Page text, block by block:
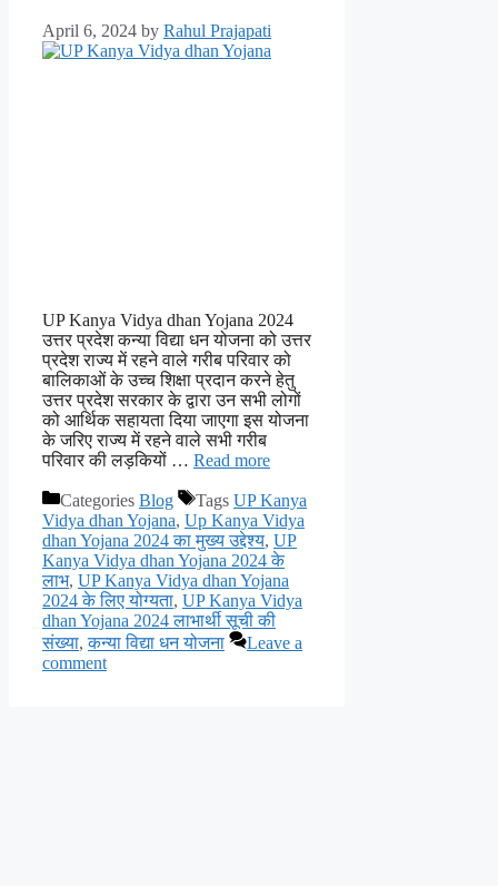
April 6, 2024 by Rahul Prajapati
UP Kanya Vidya dhan Yojana 2024
उत्तर प्रदेश कन्या विद्या धन योजना को उत्तर
प्रदेश राज्य में रहने वाले गरीब परिवार को
बालिकाओं के उच्च शिक्षा प्रदान करने हेतु
उत्तर प्रदेश सरकार के द्वारा उन सभी लोगों
को आर्थिक सहायता दिया जाएगा इस योजना
के जरिए राज्य में रहने वाले सभी गरीब
परिवार की लड़कियों … Read more
Categories Blog Tags UP Kanya
Vidya dhan Yojana, Up Kanya Vidya
dhan Yojana 2024 का मुख्य उद्देश्य, UP
Kanya Vidya dhan Yojana 2024 के
लाभ, UP Kanya Vidya dhan Yojana
2024 के लिए योग्यता, UP Kanya Vidya
dhan Yojana 2024 लाभार्थी सूची की
संख्या,कन्या विद्या धन योजना
Leave a
comment